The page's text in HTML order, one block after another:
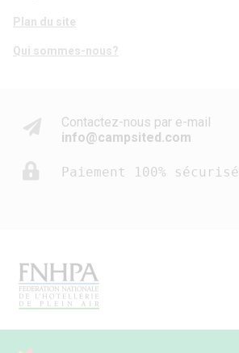
Plan du site
Qui sommes-nous?
Contactez-nous par e-mail
info@campsited.com
Paiement 100% sécurisé